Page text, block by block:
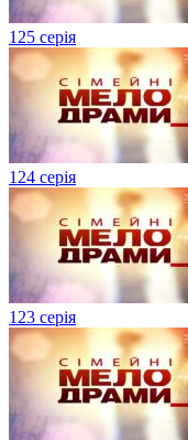
125 серія
124 серія
123 серія